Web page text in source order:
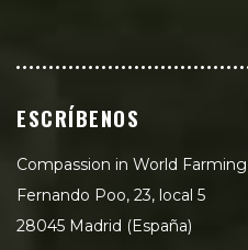
ESCRÍBENOS
Compassion in World Farming
Fernando Poo, 23, local 5
28045 Madrid (España)